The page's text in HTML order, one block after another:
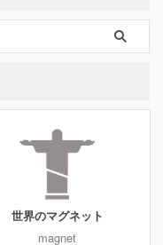
世界のマグネット
magnet